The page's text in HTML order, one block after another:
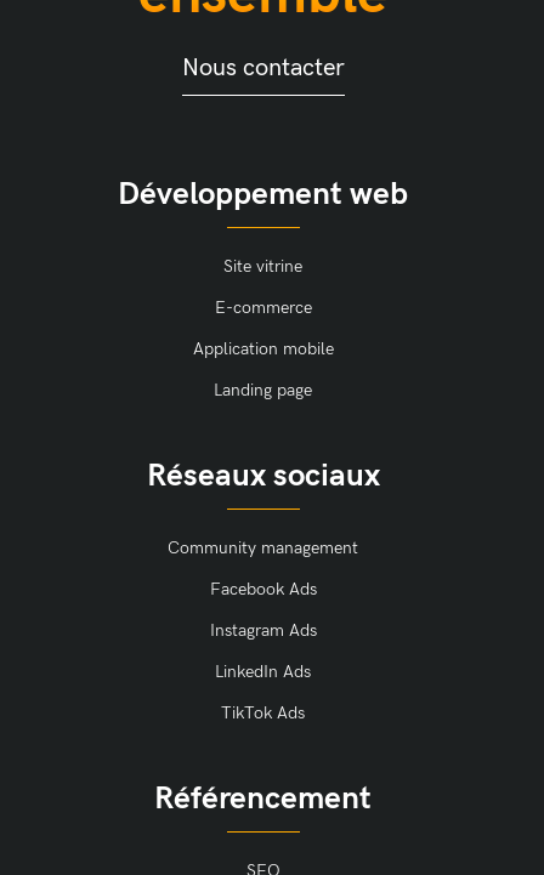
Nous contacter
Développement web
Site vitrine
E-commerce
Application mobile
Landing page
Réseaux sociaux
Community management
Facebook Ads
Instagram Ads
LinkedIn Ads
TikTok Ads
Référencement
SEO